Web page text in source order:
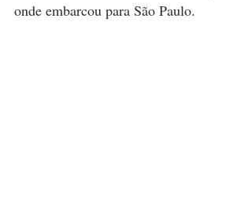
onde embarcou para São Paulo.